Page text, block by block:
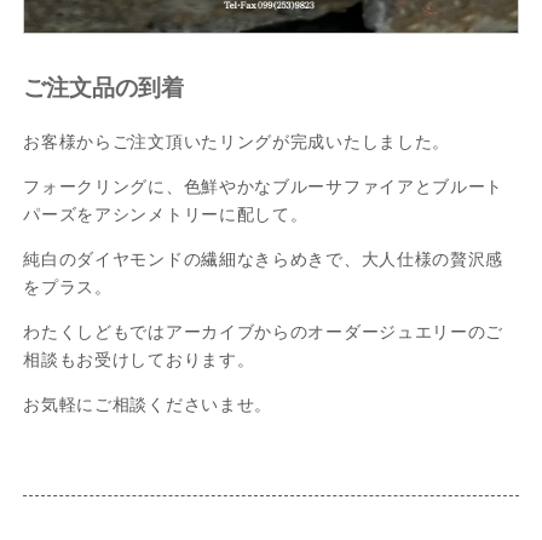
ご注文品の到着
お客様からご注文頂いたリングが完成いたしました。
フォークリングに、色鮮やかなブルーサファイアとブルート
パーズをアシンメトリーに配して。
純白のダイヤモンドの繊細なきらめきで、大人仕様の贅沢感
をプラス。
わたくしどもではアーカイブからのオーダージュエリーのご
相談もお受けしております。
お気軽にご相談くださいませ。